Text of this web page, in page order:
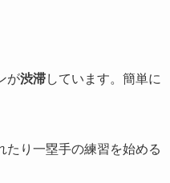
が渋滞しています。簡単に
たり一塁手の練習を始める